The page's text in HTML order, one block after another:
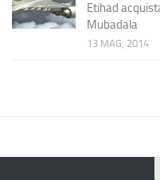
Etihad
Mubadala
13 MAG, 2014